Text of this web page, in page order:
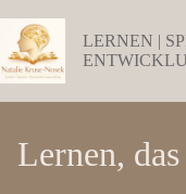
Inhalt
springen
LERNEN |
Lernen,